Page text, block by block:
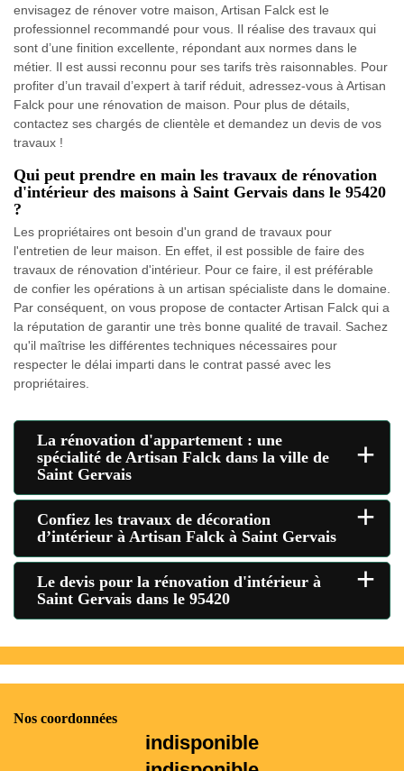
envisagez de rénover votre maison, Artisan Falck est le
professionnel recommandé pour vous. Il réalise des travaux qui
sont d’une finition excellente, répondant aux normes dans le
métier. Il est aussi reconnu pour ses tarifs très raisonnables. Pour
profiter d’un travail d’expert à tarif réduit, adressez-vous à Artisan
Falck pour une rénovation de maison. Pour plus de détails,
contactez ses chargés de clientèle et demandez un devis de vos
travaux !
Qui peut prendre en main les travaux de rénovation
d'intérieur des maisons à Saint Gervais dans le 95420
?
Les propriétaires ont besoin d'un grand de travaux pour
l'entretien de leur maison. En effet, il est possible de faire des
travaux de rénovation d'intérieur. Pour ce faire, il est préférable
de confier les opérations à un artisan spécialiste dans le domaine.
Par conséquent, on vous propose de contacter Artisan Falck qui a
la réputation de garantir une très bonne qualité de travail. Sachez
qu'il maîtrise les différentes techniques nécessaires pour
respecter le délai imparti dans le contrat passé avec les
propriétaires.
La rénovation d'appartement : une
spécialité de Artisan Falck dans la ville de
Saint Gervais
+
Confiez les travaux de décoration
d’intérieur à Artisan Falck à Saint Gervais
+
Le devis pour la rénovation d'intérieur à
Saint Gervais dans le 95420
+
Nos coordonnées
indisponible